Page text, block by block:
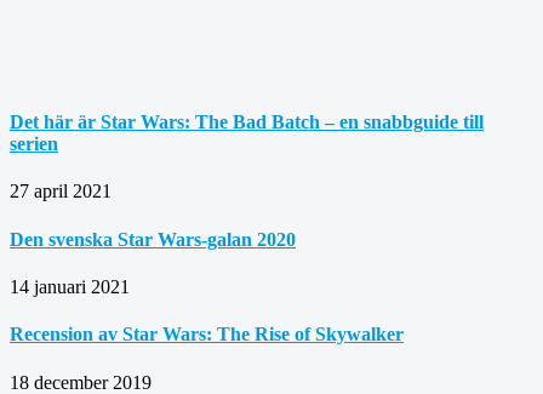
Det här är Star Wars: The Bad Batch – en snabbguide till
serien
27 april 2021
Den svenska Star Wars-galan 2020
14 januari 2021
Recension av Star Wars: The Rise of Skywalker
18 december 2019